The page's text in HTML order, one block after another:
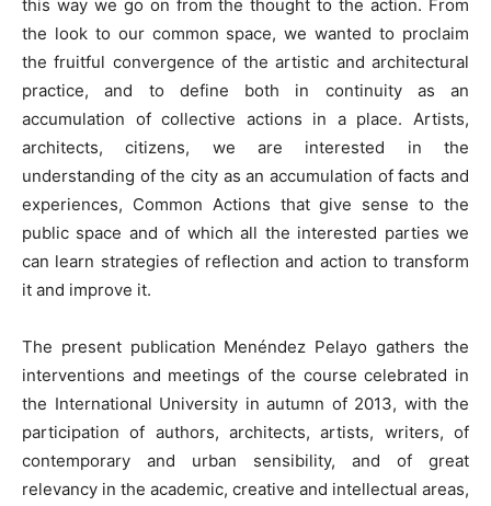
this way we go on from the thought to the action. From
the look to our common space, we wanted to proclaim
the fruitful convergence of the artistic and architectural
practice, and to define both in continuity as an
accumulation of collective actions in a place. Artists,
architects, citizens, we are interested in the
understanding of the city as an accumulation of facts and
experiences, Common Actions that give sense to the
public space and of which all the interested parties we
can learn strategies of reflection and action to transform
it and improve it.
The present publication Menéndez Pelayo gathers the
interventions and meetings of the course celebrated in
the International University in autumn of 2013, with the
participation of authors, architects, artists, writers, of
contemporary and urban sensibility, and of great
relevancy in the academic, creative and intellectual areas,